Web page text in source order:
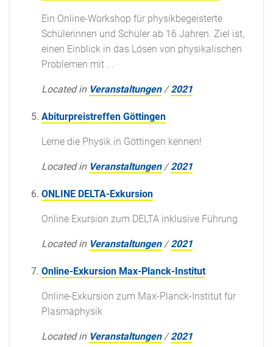
Ein Online-Workshop für physikbegeisterte
Schülerinnen und Schüler ab 16 Jahren. Ziel ist,
einen Einblick in das Lösen von physikalischen
Problemen mit ...
Located in Veranstaltungen /2021
Abiturpreistreffen Göttingen
Lerne die Physik in Göttingen kennen!
Located in Veranstaltungen /2021
ONLINE DELTA-Exkursion
Online Exursion zum DELTA inklusive Führung
Located in Veranstaltungen /2021
Online-Exkursion Max-Planck-Institut
Online-Exkursion zum Max-Planck-Institut für
Plasmaphysik
Located in Veranstaltungen /2021